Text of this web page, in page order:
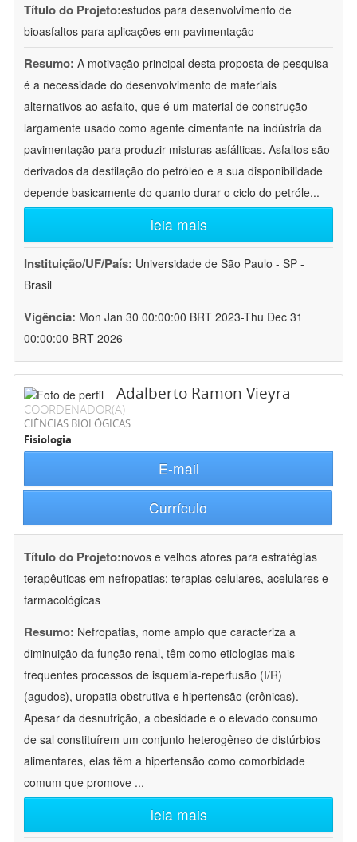
Título do Projeto:estudos para desenvolvimento de
bioasfaltos para aplicações em pavimentação
Resumo: A motivação principal desta proposta de pesquisa
é a necessidade do desenvolvimento de materiais
alternativos ao asfalto, que é um material de construção
largamente usado como agente cimentante na indústria da
pavimentação para produzir misturas asfálticas. Asfaltos são
derivados da destilação do petróleo e a sua disponibilidade
depende basicamente do quanto durar o ciclo do petróle...
leia mais
Instituição/UF/País: Universidade de São Paulo - SP -
Brasil
Vigência: Mon Jan 30 00:00:00 BRT 2023-Thu Dec 31
00:00:00 BRT 2026
Adalberto Ramon Vieyra
COORDENADOR(A)
CIÊNCIAS BIOLÓGICAS
Fisiologia
E-mail
Currículo
Título do Projeto:novos e velhos atores para estratégias
terapêuticas em nefropatias: terapias celulares, acelulares e
farmacológicas
Resumo: Nefropatias, nome amplo que caracteriza a
diminuição da função renal, têm como etiologias mais
frequentes processos de isquemia-reperfusão (I/R)
(agudos), uropatia obstrutiva e hipertensão (crônicas).
Apesar da desnutrição, a obesidade e o elevado consumo
de sal constituírem um conjunto heterogêneo de distúrbios
alimentares, elas têm a hipertensão como comorbidade
comum que promove ...
leia mais